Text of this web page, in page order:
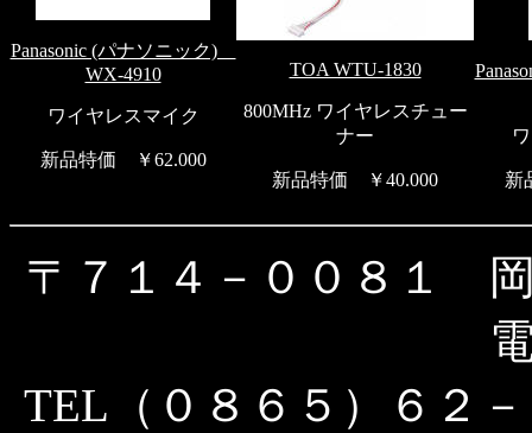
Panasonic (パナソニック)
WX-4910
ワイヤレスマイク
新品特価 ￥62.000
TOA WTU-1830
800MHz ワイヤレスチュー
ナー
新品特価 ￥40.000 新
〒７１４－００８１
TEL（０８６５）６２